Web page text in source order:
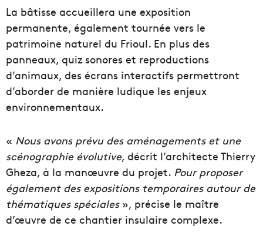
La bâtisse accueillera une exposition
permanente, également tournée vers le
patrimoine naturel du Frioul. En plus des
panneaux, quiz sonores et reproductions
d’animaux, des écrans interactifs permettront
d’aborder de manière ludique les enjeux
environnementaux.
« Nous avons prévu des aménagements et une
scénographie évolutive, décrit l’architecte Thierry
Gheza, à la manœuvre du projet. Pour proposer
également des expositions temporaires autour de
thématiques spéciales», précise le maître
d’œuvre de ce chantier insulaire complexe.